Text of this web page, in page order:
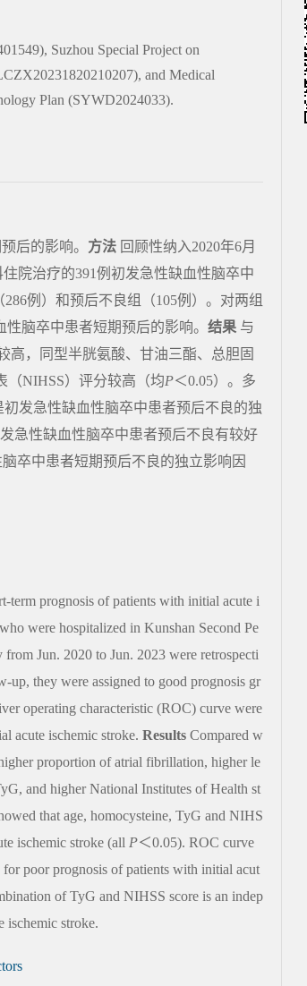
Suzhou Special Project on
and Medical
Plan (SYWD2024033).
后的影响。 方法 回顾性纳入2020年6月
院治疗的391例初发急性缺血性脑卒中
例）和预后不良组（105例）。对两组
脑卒中患者短期预后的影响。 结果 与
高，同型半胱氨酸、甘油三酯、总胆固
（NIHSS）评分较高（均P＜0.05）。多
发急性缺血性脑卒中患者预后不良的独
急性缺血性脑卒中患者预后不良有较好
卒中患者短期预后不良的独立影响因
term prognosis of patients with initial acute i
were hospitalized in Kunshan Second Pe
Jun. 2020 to Jun. 2023 were retrospecti
they were assigned to good prognosis gr
operating characteristic (ROC) curve were
acute ischemic stroke. Results Compared w
proportion of atrial fibrillation, higher le
and higher National Institutes of Health st
that age, homocysteine, TyG and NIHS
ischemic stroke (all P＜0.05). ROC curve
poor prognosis of patients with initial acut
of TyG and NIHSS score is an indep
ischemic stroke.